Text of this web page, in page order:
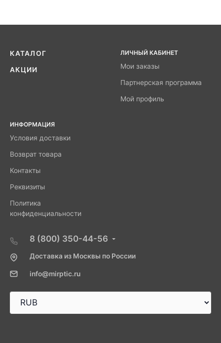
КАТАЛОГ
АКЦИИ
ЛИЧНЫЙ КАБИНЕТ
Мои заказы
Партнерская программа
Мой профиль
ИНФОРМАЦИЯ
Условия доставки
Возврат товара
Контакты
Реквизиты
Политика
конфиденциальности
8 (800) 350-44-56
Доставка из Москвы по России
info@mirptic.ru